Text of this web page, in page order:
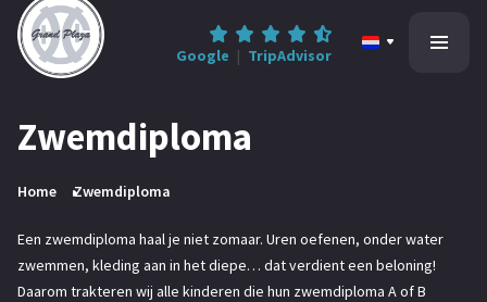
Google | TripAdvisor
Informatie
Zwemdiploma
Home Zwemdiploma
Een zwemdiploma haal je niet zomaar. Uren oefenen, onder water
zwemmen, kleding aan in het diepe… dat verdient een beloning!
Daarom trakteren wij alle kinderen die hun zwemdiploma A of B